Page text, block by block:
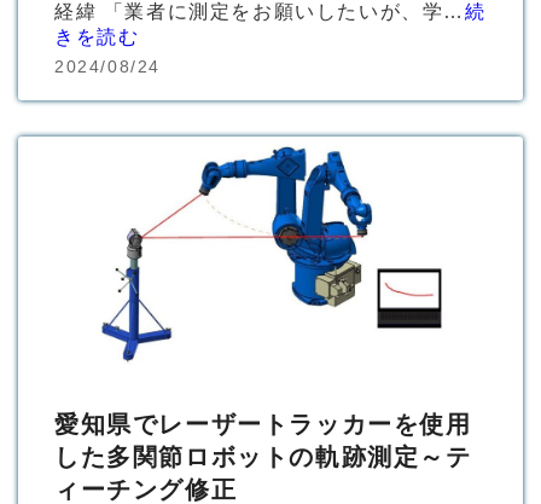
経緯 「業者に測定をお願いしたいが、学…続
きを読む
2024/08/24
愛知県でレーザートラッカーを使用
した多関節ロボットの軌跡測定～テ
ィーチング修正